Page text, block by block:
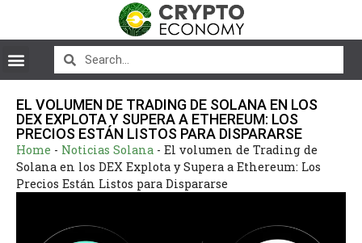
EL VOLUMEN DE TRADING DE SOLANA EN LOS
DEX EXPLOTA Y SUPERA A ETHEREUM: LOS
PRECIOS ESTÁN LISTOS PARA DISPARARSE
Home - Noticias Solana - El volumen de Trading de
Solana en los DEX Explota y Supera a Ethereum: Los
Precios Están Listos para Dispararse